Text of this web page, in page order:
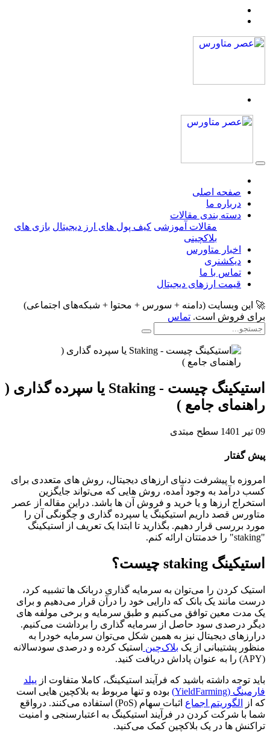
صفحه اصلی
درباره ما
دسته بندی مقالات
مقالات آموزشی کیف پول های ارز دیجیتال بازی های
بلاکچینی
اخبار متاورس
دیکشنری
تماس با ما
قیمت ارزهای دیجیتال
🚀 این وبسایت (دامنه + سورس + محتوا + شبکه‌های اجتماعی)
برای فروش است. تماس
استیکینگ چیست - Staking یا سپرده گذاری (
راهنمای جامع )
09 تیر 1401 سطح مبتدی
پیش گفتار
امروزه با پیشرفت دنیای ارزهای دیجیتال، روش های متعددی برای
کسب درآمد به وجود آمده، روش هایی که می‎‎‎‎‎‎تواند جایگزین
استخراج ارزها و یا خرید و فروش آن ها باشد. دراین مقاله از عصر
متاورس قصد داریم استیکینگ یا سپرده گذاری و چگونگی آن را
مورد بررسی قرار دهیم. بگذارید تا ابتدا یک تعریف از استیکینگ
"staking" را خدمتتان ارائه کنم.
استیکینگ staking چیست؟
استیک کردن را می‎‎‎‎‎‎توان به سرمایه گذاری دربانک ها تشبیه کرد،
درست مانند یک بانک که دارایی خود را درآن قرار می‎‎‎‎‎‎دهیم و برای
یک مدت معین توافق می‎‎‎‎‎‎کنیم و طبق سرمایه و برخی مولفه های
دیگر درصدی سود حاصل از سرمایه گذاری را برداشت می‎‎‎‎‎‎کنیم.
درارزهای دیجیتال نیز به همین شکل می‎‎‎‎‎‎توان سرمایه خودرا به
منظور پشتیبانی از یک بلاک‎‎‎‎‎‎چین
استیک کرده و درصدی سودسالانه
(APY) را به عنوان پاداش دریافت کنید.
باید توجه داشته باشید که فرآیند استیکینگ، کاملا متفاوت از ییلد
فارمینگ (YieldFarming)
بوده و تنها مربوط به بلاکچین هایی است
که از
الگوریتم اجماع
اثبات سهام (PoS) استفاده می‎‎‎‎‎‎کنند. درواقع
شما با شرکت کردن در فرآیند استیکینگ به اعتبارسنجی و امنیت
تراکنش ها در یک بلاکچین کمک می‎‎‎‎‎‎کنید.